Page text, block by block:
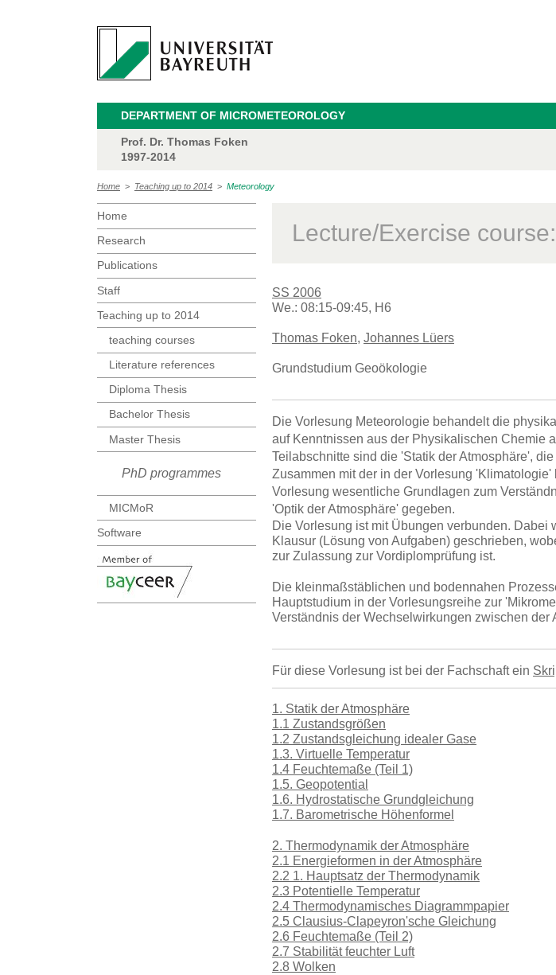
DEPARTMENT OF MICROMETEOROLOGY
Prof. Dr. Thomas Foken
1997-2014
Home > Teaching up to 2014 > Meteorology
Home
Research
Publications
Staff
Teaching up to 2014
teaching courses
Literature references
Diploma Thesis
Bachelor Thesis
Master Thesis
PhD programmes
MICMoR
Software
Lecture/Exercise
SS 2006
We.: 08:15-09:45, H6
Thomas Foken, Johannes Lüers
Grundstudium Geoökologie
Die Vorlesung Meteorologie behandelt die
auf Kenntnissen aus der Physikalischen Chemie
Teilabschnitte sind die 'Statik der Atmosphäre',
Zusammen mit der in der Vorlesung
Vorlesung wesentliche Grundlagen zum
'Optik der Atmosphäre' gegeben.
Die Vorlesung ist mit Übungen verbunden.
Klausur (Lösung von Aufgaben) geschrieben,
zur Zulassung zur Vordiplomprüfung ist.
Die kleinmaßstäblichen und bodennahen
Hauptstudium in der Vorlesungsreihe zur
Verständnis der Wechselwirkungen zwischen der
Für diese Vorlesung ist bei der Fachschaft ein
1. Statik der Atmosphäre
1.1 Zustandsgrößen
1.2 Zustandsgleichung idealer Gase
1.3. Virtuelle Temperatur
1.4 Feuchtemaße (Teil 1)
1.5. Geopotential
1.6. Hydrostatische Grundgleichung
1.7. Barometrische Höhenformel
2. Thermodynamik der Atmosphäre
2.1 Energieformen in der Atmosphäre
2.2 1. Hauptsatz der Thermodynamik
2.3 Potentielle Temperatur
2.4 Thermodynamisches Diagrammpapier
2.5 Clausius-Clapeyron'sche Gleichung
2.6 Feuchtemaße (Teil 2)
2.7 Stabilität feuchter Luft
2.8 Wolken